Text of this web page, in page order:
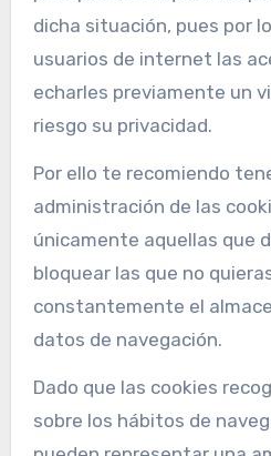
dicha situación, pues por
usuarios de internet las
echarles previamente un
riesgo su privacidad.
Por ello te recomiendo
administración de las
únicamente aquellas que
bloquear las que no
constantemente el
datos de navegación.
Dado que las cookies
sobre los hábitos de